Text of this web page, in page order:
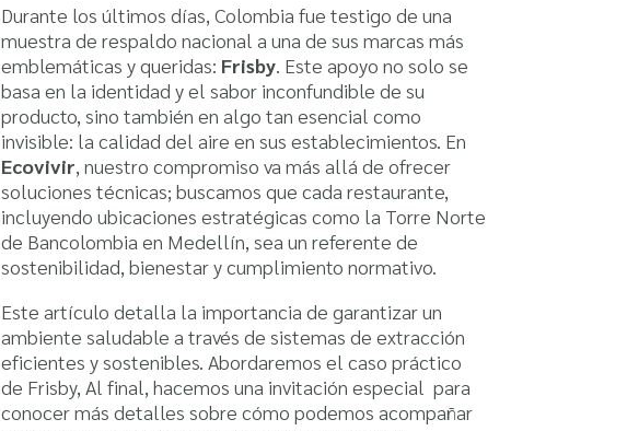
Durante los últimos días, Colombia fue testigo de una
muestra de respaldo nacional a una de sus marcas más
emblemáticas y queridas: Frisby. Este apoyo no solo se
basa en la identidad y el sabor inconfundible de su
producto, sino también en algo tan esencial como
invisible: la calidad del aire en sus establecimientos. En
Ecovivir, nuestro compromiso va más allá de ofrecer
soluciones técnicas; buscamos que cada restaurante,
incluyendo ubicaciones estratégicas como la Torre Norte
de Bancolombia en Medellín, sea un referente de
sostenibilidad, bienestar y cumplimiento normativo.
Este artículo detalla la importancia de garantizar un
ambiente saludable a través de sistemas de extracción
eficientes y sostenibles. Abordaremos el caso práctico
de Frisby, Al final, hacemos una invitación especial para
conocer más detalles sobre cómo podemos acompañar